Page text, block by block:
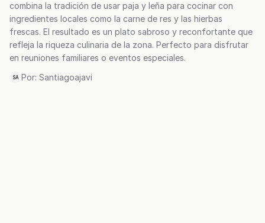
combina la tradición de usar paja y leña para cocinar con
ingredientes locales como la carne de res y las hierbas
frescas. El resultado es un plato sabroso y reconfortante que
refleja la riqueza culinaria de la zona. Perfecto para disfrutar
en reuniones familiares o eventos especiales.
SA Por: Santiagoajavi